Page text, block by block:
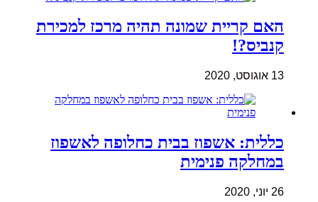
האם קריית שמונה תהיה מרכז למכירת
קנביס?!
13 אוגוסט, 2020
כללית: אשפוז בבית כחלופה לאשפוז
במחלקה פנימית
26 יוני, 2020